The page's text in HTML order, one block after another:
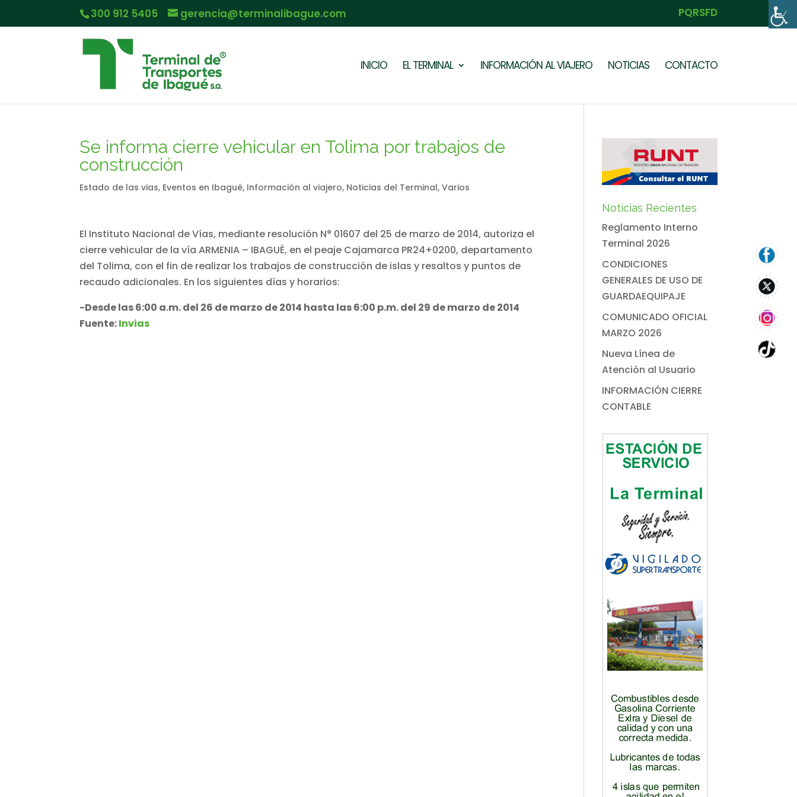
300 912 5405 gerencia@terminalibague.com PQRSFD
INICIO EL TERMINAL INFORMACIÓN AL VIAJERO NOTICIAS CONTACTO
Se informa cierre vehicular en Tolima por trabajos de
construcción
Estado de las vias, Eventos en Ibagué, Información al viajero, Noticias del Terminal,Varios
El Instituto Nacional de Vías, mediante resolución N° 01607 del 25 de marzo de 2014, autoriza el
cierre vehicular de la vía ARMENIA – IBAGUÉ, en el peaje Cajamarca PR24+0200, departamento
del Tolima, con el fin de realizar los trabajos de construcción de islas y resaltos y puntos de
recaudo adicionales. En los siguientes días y horarios:
-Desde las 6:00 a.m. del 26 de marzo de 2014 hasta las 6:00 p.m. del 29 de marzo de 2014
Fuente:Invias
Noticias Recientes
Reglamento Interno
Terminal 2026
CONDICIONES
GENERALES DE USO DE
GUARDAEQUIPAJE
COMUNICADO OFICIAL
MARZO 2026
Nueva Línea de
Atención al Usuario
INFORMACIÓN CIERRE
CONTABLE